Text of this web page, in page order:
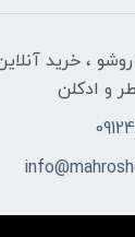
، خرید
و ادکلن